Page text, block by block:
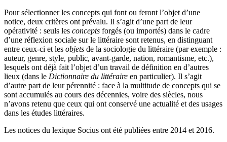
Pour sélectionner les concepts qui font ou feront l’objet d’une
notice, deux critères ont prévalu. Il s’agit d’une part de leur
opérativité : seuls les concepts forgés (ou importés) dans le cadre
d’une réflexion sociale sur le littéraire sont retenus, en distinguant
entre ceux-ci et les objets de la sociologie du littéraire (par exemple :
auteur, genre, style, public, avant-garde, nation, romantisme, etc.),
lesquels ont déjà fait l’objet d’un travail de définition en d’autres
lieux (dans le Dictionnaire du littéraire en particulier). Il s’agit
d’autre part de leur pérennité : face à la multitude de concepts qui se
sont accumulés au cours des décennies, voire des siècles, nous
n’avons retenu que ceux qui ont conservé une actualité et des usages
dans les études littéraires.
Les notices du lexique Socius ont été publiées entre 2014 et 2016.